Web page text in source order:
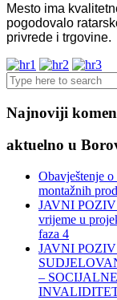
Mesto ima
pogodovalo
privrede i trgovine.
Search
for:
Najnoviji
aktuelno u
Obavještenje
montažnih
JAVNI POZIV
vrijeme u
faza 4
JAVNI
–